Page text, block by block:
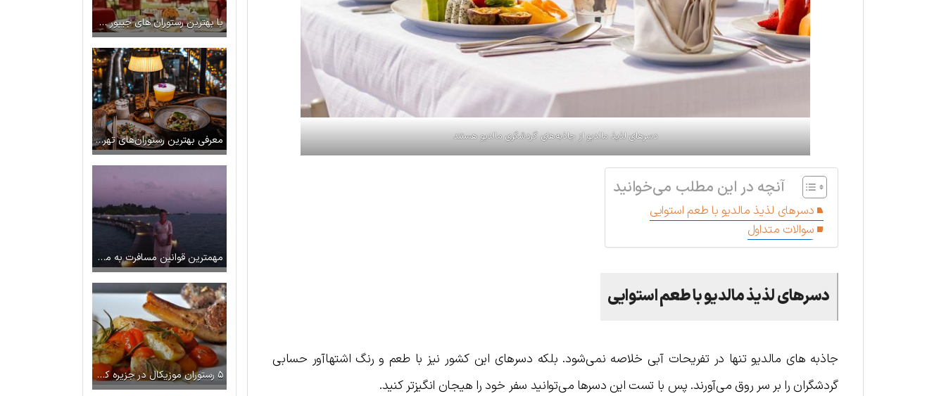
دسر‌های لذیذ مالدیو از جاذبه‌های گردشگری مالدیو هستند
آنچه در این مطلب می‌خوانید
دسرهای لذیذ مالدیو با طعم استوایی
سوالات متداول
دسرهای لذیذ مالدیو با طعم استوایی
جاذبه های مالدیو تنها در تفریحات آبی خلاصه نمی‌شود. بلکه دسرهای این کشور نیز با طعم و رنگ اشتهاآور حسابی
گردشگران را بر سر روق می‌آورند. پس با تست این دسرها می‌توانید سفر خود را هیجان انگیزتر کنید.
با بهترین رستوران های جیپور هند آشنا شوید
معرفی بهترین رستوران‌های تهران
مهمترین قوانین مسافرت به مالدیو
۵ رستوران موزیکال در جزیره کیش